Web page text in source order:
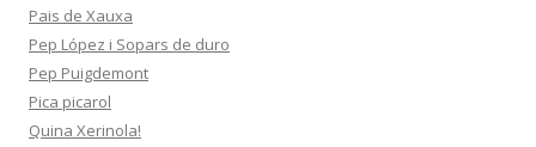
Pais de Xauxa
Pep López i Sopars de duro
Pep Puigdemont
Pica picarol
Quina Xerinola!